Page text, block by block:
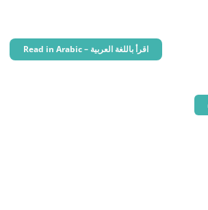
Read in Arabic – اقرأ باللغة العربية